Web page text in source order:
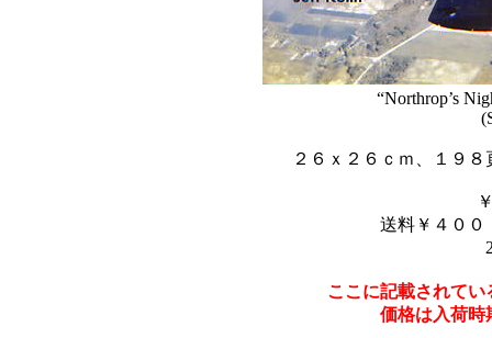
“Northrop’s
２６ｘ２６ｃｍ、１９
送料￥４００
ここに記載されて
価格は入荷時